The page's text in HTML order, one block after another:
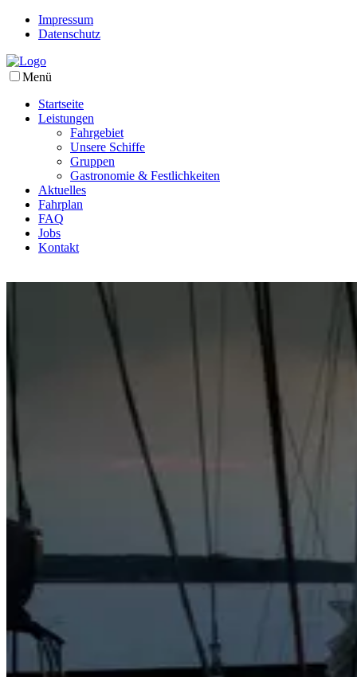
Impressum
Datenschutz
Menü
Startseite
Leistungen
Fahrgebiet
Unsere Schiffe
Gruppen
Gastronomie & Festlichkeiten
Aktuelles
Fahrplan
FAQ
Jobs
Kontakt